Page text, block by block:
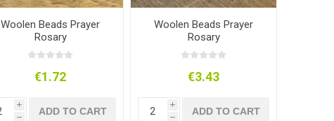
Woolen Beads Prayer
Rosary
€1.72
i
h
ADD TO CART
Woolen Beads Prayer
Rosary
€3.43
i
h
ADD TO CART